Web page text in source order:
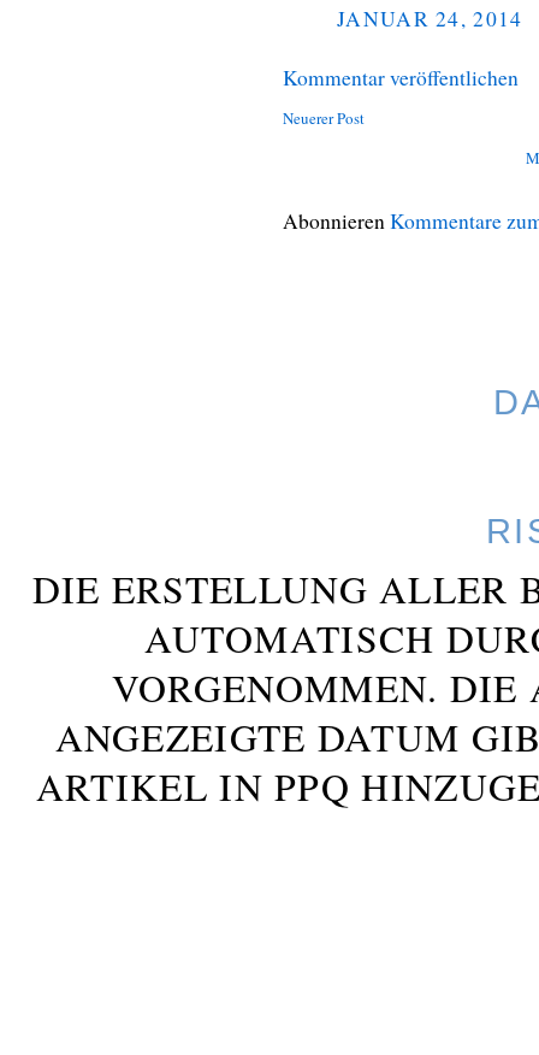
JANUAR 24, 2014
Kommentar veröffentlichen
Neuerer Post
AbonnierenKommentare
DIE ERSTELLUNG ALLER
AUTOMATISCH
VORGENOMMEN. DIE
ANGEZEIGTE DATUM
ARTIKEL IN PPQ